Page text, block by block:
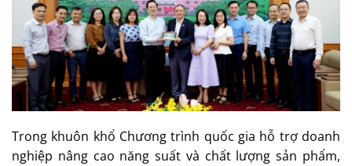
Trong khuôn khổ Chương trình quốc gia hỗ trợ doanh
nghiệp nâng cao năng suất và chất lượng sản phẩm,